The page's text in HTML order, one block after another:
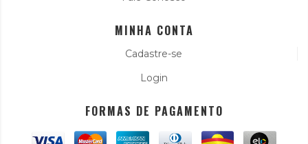
MINHA CONTA
Cadastre-se
Login
FORMAS DE PAGAMENTO